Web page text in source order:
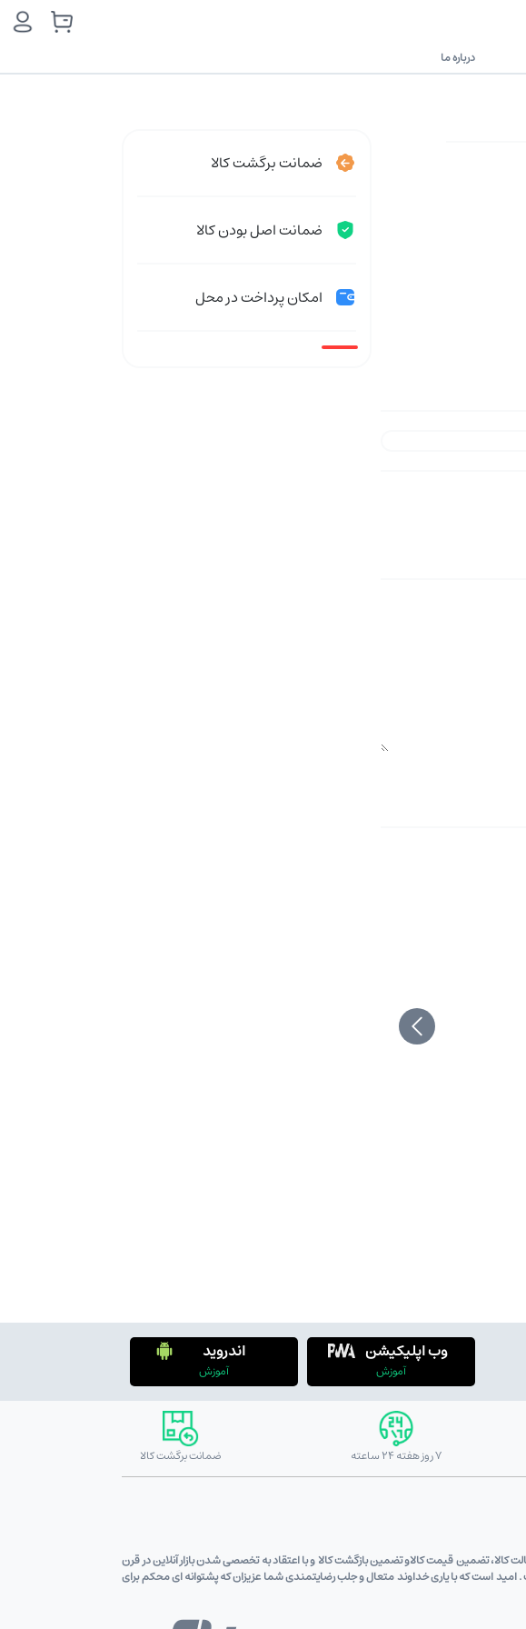
درباره ما
ضمانت برگشت کالا
ضمانت اصل بودن کالا
امکان پرداخت در محل
وب اپلیکیشن
آموزش
اندروید
آموزش
7 روز هفته 24 ساعته ضمانت برگشت کالا
تضمین اصالت کالا، تضمین قیمت کالاو تضمین بازگشت کالا و با اعتقاد به تخصصی شدن بازار آنلاین در قرن
. امید است که با یاری خداوند متعال و جلب رضایتمندی شما عزیزان که پشتوانه ای محکم برای